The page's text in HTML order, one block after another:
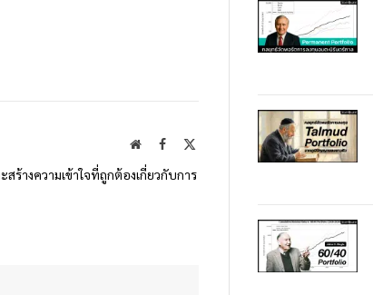
WebsiteFacebook
ร้างความเข้าใจที่ถูกต้องเกี่ยวกับการ